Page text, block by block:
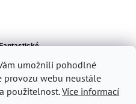
umožnili pohodlné
provozu webu neustále
použitelnost.Více informací